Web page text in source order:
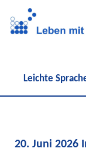
Navigation
Leichte
20. Juni 2026
Uns unterstützen
Beratungs-Stelle
Veranstaltungs-